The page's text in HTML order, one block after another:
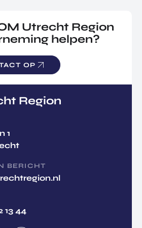
Utrecht Region
helpen?
OP
Region
1
BERICHT
13 44